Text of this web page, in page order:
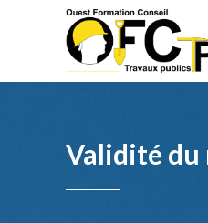
Validité du